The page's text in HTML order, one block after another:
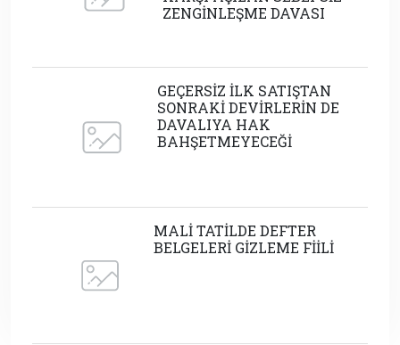
ZENGİNLEŞME DAVASI
GEÇERSİZ İLK SATIŞTAN
SONRAKİ DEVİRLERİN DE
DAVALIYA HAK
BAHŞETMEYECEĞİ
MALİ TATİLDE DEFTER
BELGELERİ GİZLEME FİİLİ